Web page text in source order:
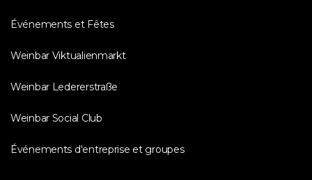
Événements et Fêtes
Weinbar Viktualienmarkt
Weinbar Ledererstraße
Weinbar Social Club
Événements d'entreprise et groupes